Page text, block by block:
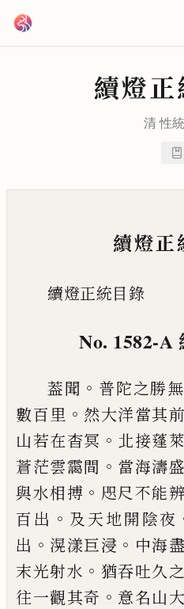
續燈
清性統
續燈正
續燈正統目錄
No. 1582-A
葢聞 。 普陀之勝
數百里 。 然大洋當其前
山若在杳冥 。 北接蓬萊
蒼茫雲靄間 。 當海濤
與水相搏 。 咫尺不能辨
百出 。 及天地開陰夜
出 。 滉漾巨浸 。 中海
末光射水 。 猶吞吐久之
往一觀其奇 。 意名山